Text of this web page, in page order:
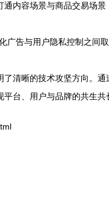
内容场景与商品交易场景
广告与用户隐私控制之间
清晰的技术攻坚方向。通
台、用户与品牌的共生共